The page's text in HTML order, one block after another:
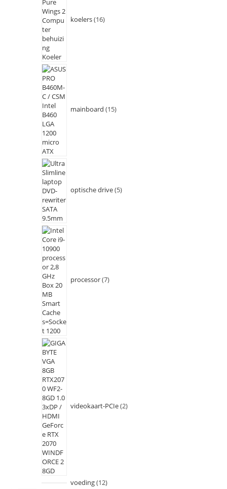
koelers 16
mainboard 15
optische drive 5
processor 7
videokaart-PCIe 2
voeding 12